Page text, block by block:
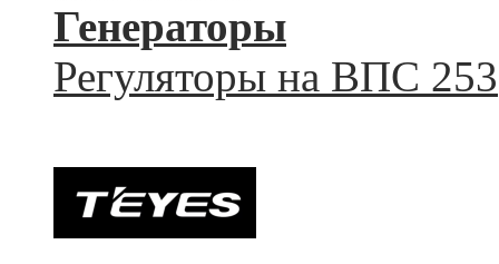
Генераторы
Регуляторы на ВПС 253